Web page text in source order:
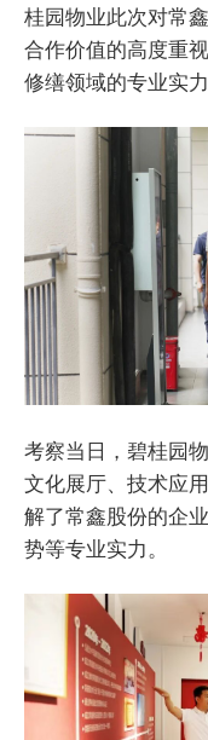
桂园物业此次对常
合作价值的高度重
修缮领域的专业实
考察当日，碧桂园
文化展厅、技术应
解了常鑫股份的企
势等专业实力。